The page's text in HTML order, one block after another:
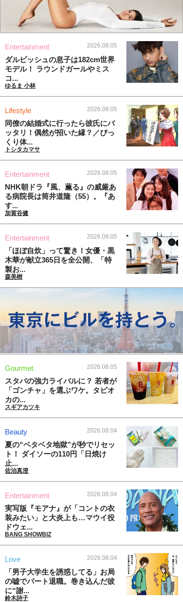
Entertainment 2026.08.05
ダルビッシュの息子は182cm世界
モデル！ ラウンドガールやミス
コ...
ゆるま 小林
Lifestyle 2026.08.05
同僚の結婚式に行ったら彼氏にバ
ッタリ！偶然が招いた縁？／びっ
くり体...
トシタカマサ
Entertainment 2026.08.05
NHK朝ドラ『風、薫る』の威厳あ
る病院長は筒井道隆（55）。『あ
す...
加賀谷健
Entertainment 2026.08.05
「ほぼ自炊」って驚き！女優・黒
木華が献立365日を全公開、「特
製お...
森美樹
Gourmet 2026.08.05
スタバの強力ライバルに？ 若者が
「ゴンチャ」を選ぶワケ。タピオ
カの...
スギアカツキ
Beauty 2026.08.04
夏の“ベタベタ地獄”が秒でリセッ
ト！ ダイソーの110円「日焼け
止...
佐治真澄
Entertainment 2026.08.04
実写版『モアナ』が「コントの衣
装みたい」と大炎上も…マウイ役
ドウェ...
BANG SHOWBIZ
Love 2026.08.04
「男子大学生を誘惑してる」お局
の嘘でパート退職。巻き込んだ彼
に“謝...
鈴木詩子